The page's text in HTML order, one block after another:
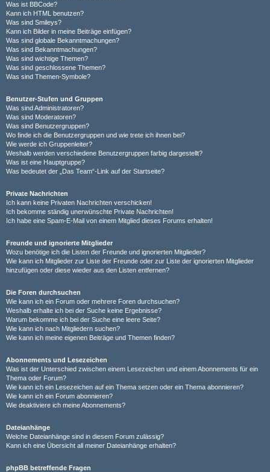
Was ist BBCode?
Kann ich HTML benutzen?
Was sind Smileys?
Kann ich Bilder in meine Beiträge einfügen?
Was sind globale Bekanntmachungen?
Was sind Bekanntmachungen?
Was sind wichtige Themen?
Was sind geschlossene Themen?
Was sind Themen-Symbole?
Benutzer-Stufen und Gruppen
Was sind Administratoren?
Was sind Moderatoren?
Was sind Benutzergruppen?
Wo finde ich die Benutzergruppen und wie trete ich ihnen bei?
Wie werde ich Gruppenleiter?
Weshalb werden verschiedene Benutzergruppen farbig dargestellt?
Was ist eine Hauptgruppe?
Was bedeutet der „Das Team“-Link auf der Startseite?
Private Nachrichten
Ich kann keine Privaten Nachrichten verschicken!
Ich bekomme ständig unerwünschte Private Nachrichten!
Ich habe eine Spam-E-Mail von einem Mitglied dieses Forums erhalten!
Freunde und ignorierte Mitglieder
Wozu benötige ich die Listen der Freunde und ignorierten Mitglieder?
Wie kann ich Mitglieder zur Liste der Freunde oder zur Liste der ignorierten Mitglieder
hinzufügen oder diese wieder aus den Listen entfernen?
Die Foren durchsuchen
Wie kann ich ein Forum oder mehrere Foren durchsuchen?
Weshalb erhalte ich bei der Suche keine Ergebnisse?
Warum bekomme ich bei der Suche eine leere Seite?
Wie kann ich nach Mitgliedern suchen?
Wie kann ich meine eigenen Beiträge und Themen finden?
Abonnements und Lesezeichen
Was ist der Unterschied zwischen einem Lesezeichen und einem Abonnements für ein
Thema oder Forum?
Wie kann ich ein Lesezeichen auf ein Thema setzen oder ein Thema abonnieren?
Wie kann ich ein Forum abonnieren?
Wie deaktiviere ich meine Abonnements?
Dateianhänge
Welche Dateianhänge sind in diesem Forum zulässig?
Kann ich eine Übersicht all meiner Dateianhänge erhalten?
phpBB betreffende Fragen